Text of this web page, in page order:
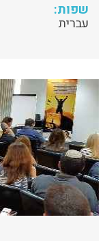
שפות:
עברית